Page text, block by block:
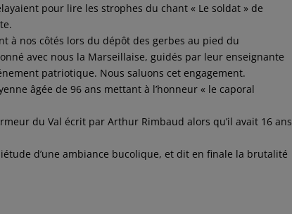
pour lire les strophes du chant « Le soldat » de
à nos côtés lors du dépôt des gerbes au pied du
avec nous la Marseillaise, guidés par leur enseignante
patriotique. Nous saluons cet engagement.
âgée de 96 ans mettant à l’honneur « le caporal
du Val écrit par Arthur Rimbaud alors qu’il avait 16 ans
d’une ambiance bucolique, et dit en finale la brutalité